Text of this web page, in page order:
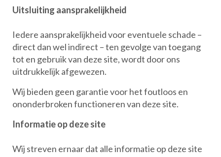
Uitsluiting aansprakelijkheid
Iedere aansprakelijkheid voor eventuele schade –
direct dan wel indirect – ten gevolge van toegang
tot en gebruik van deze site, wordt door ons
uitdrukkelijk afgewezen.
Wij bieden geen garantie voor het foutloos en
ononderbroken functioneren van deze site.
Informatie op deze site
Wij streven ernaar dat alle informatie op deze site